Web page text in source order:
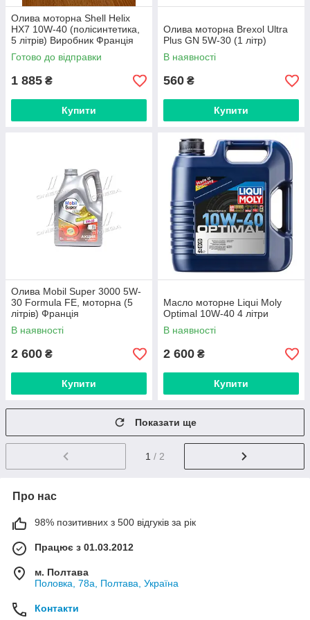
Олива моторна Shell Helix
HX7 10W-40 (полісинтетика,
5 літрів) Виробник Франція
Готово до відправки
1 885 ₴
Купити
Олива моторна Brexol Ultra
Plus GN 5W-30 (1 літр)
В наявності
560 ₴
Купити
Олива Mobil Super 3000 5W-
30 Formula FE, моторна (5
літрів) Франція
В наявності
2 600 ₴
Купити
Масло моторне Liqui Moly
Optimal 10W-40 4 літри
В наявності
2 600 ₴
Купити
Показати ще
1 / 2
Про нас
98% позитивних з 500 відгуків за рік
Працює з 01.03.2012
м. Полтава
Половка, 78а, Полтава, Україна
Контакти